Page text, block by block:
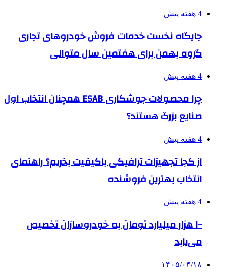
4 هفته پیش
جایگاه نخست خدمات فروش خودروهای تجاری
گروه بهمن برای هفتمین سال متوالی
4 هفته پیش
چرا محصولات جوشکاری ESAB همچنان انتخاب اول
صنایع بزرگ هستند؟
4 هفته پیش
از کجا تجهیزات ترافیکی باکیفیت بخریم؟ راهنمای
انتخاب بهترین فروشنده
4 هفته پیش
۱۰۰ هزار میلیارد تومان به خودروسازان تخصیص
می‌یابد
۱۴۰۵/۰۴/۱۸